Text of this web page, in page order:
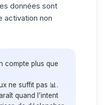
données sont
activation non
compte plus que
ne suffit pas 📊.
quand l’intent